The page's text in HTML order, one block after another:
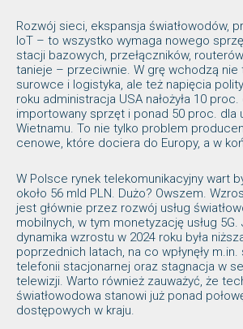
Rozwój sieci, ekspansja światłowodów,
IoT – to wszystko wymaga nowego
stacji bazowych, przełączników,
tanieje – przeciwnie. W grę wchodzą nie
surowce i logistyka, ale też napięcia
roku administracja USA nałożyła 10
importowany sprzęt i ponad 50 proc. dla
Wietnamu. To nie tylko problem
cenowe, które dociera do Europy, a w
W Polsce rynek telekomunikacyjny wart
około 56 mld PLN. Dużo? Owszem.
jest głównie przez rozwój usług
mobilnych, w tym monetyzację usług 5G.
dynamika wzrostu w 2024 roku była
poprzednich latach, na co wpłynęły m.in.
telefonii stacjonarnej oraz stagnacja w
telewizji. Warto również zauważyć, że
światłowodowa stanowi już ponad
dostępowych w kraju.